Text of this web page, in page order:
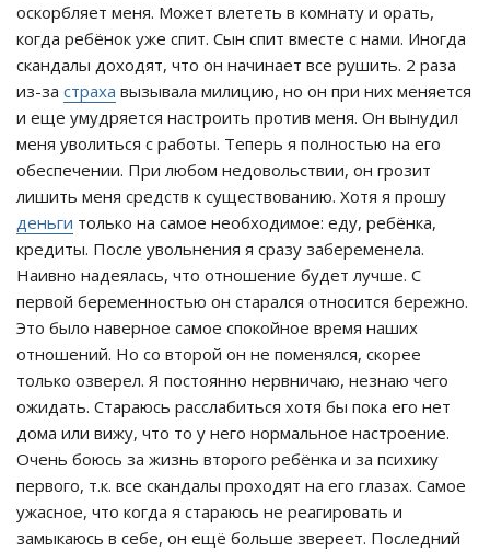
оскорбляет меня. Может влететь в комнату и орать,
когда ребёнок уже спит. Сын спит вместе с нами. Иногда
скандалы доходят, что он начинает все рушить. 2 раза
из-за страха вызывала милицию, но он при них меняется
и еще умудряется настроить против меня. Он вынудил
меня уволиться с работы. Теперь я полностью на его
обеспечении. При любом недовольствии, он грозит
лишить меня средств к существованию. Хотя я прошу
деньги только на самое необходимое: еду, ребёнка,
кредиты. После увольнения я сразу забеременела.
Наивно надеялась, что отношение будет лучше. С
первой беременностью он старался относится бережно.
Это было наверное самое спокойное время наших
отношений. Но со второй он не поменялся, скорее
только озверел. Я постоянно нервничаю, незнаю чего
ожидать. Стараюсь расслабиться хотя бы пока его нет
дома или вижу, что то у него нормальное настроение.
Очень боюсь за жизнь второго ребёнка и за психику
первого, т.к. все скандалы проходят на его глазах. Самое
ужасное, что когда я стараюсь не реагировать и
замыкаюсь в себе, он ещё больше звереет. Последний